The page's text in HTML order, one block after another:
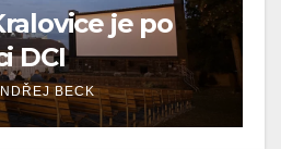
je po
DCI
BECK